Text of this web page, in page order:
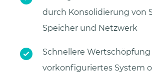
durch Konsolidierung von
Speicher und Netzwerk
Schnellere
vorkonfiguriertes System